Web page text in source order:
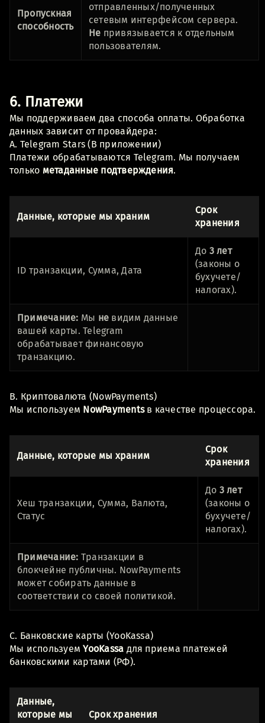
Пропускная
способность
отправленных/полученных
сетевым интерфейсом сервера.
Не привязывается к отдельным
пользователям.
6. Платежи
Мы поддерживаем два способа оплаты. Обработка
данных зависит от провайдера:
A. Telegram Stars (В приложении)
Платежи обрабатываются Telegram. Мы получаем
только метаданные подтверждения.
Данные, которые мы храним
Срок
хранения
ID транзакции, Сумма, Дата
До 3 лет
(законы о
бухучете/
налогах).
Примечание: Мы не видим данные
вашей карты. Telegram
обрабатывает финансовую
транзакцию.
B. Криптовалюта (NowPayments)
Мы используем NowPaymentsв качестве процессора.
Данные, которые мы храним
Срок
хранения
Хеш транзакции, Сумма, Валюта,
Статус
До 3 лет
(законы о
бухучете/
налогах).
Примечание: Транзакции в
блокчейне публичны. NowPayments
может собирать данные в
соответствии со своей политикой.
C. Банковские карты (YooKassa)
Мы используемYooKassa для приема платежей
банковскими картами (РФ).
Данные,
которые мы
Срок хранения